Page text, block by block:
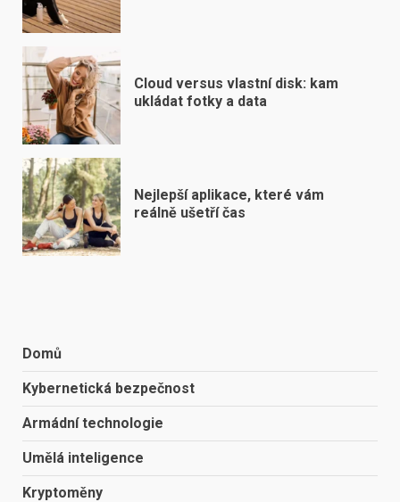
Cloud versus vlastní disk: kam
ukládat fotky a data
Nejlepší aplikace, které vám
reálně ušetří čas
Domů
Kybernetická bezpečnost
Armádní technologie
Umělá inteligence
Kryptoměny